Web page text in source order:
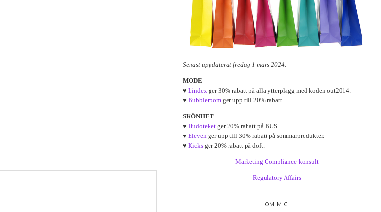
Senast uppdaterat fredag 1 mars 2024.
MODE
♥ Lindex ger 30% rabatt på alla ytterplagg med koden out2014.
♥ Bubbleroom ger upp till 20% rabatt.
SKÖNHET
♥ Hudoteket ger 20% rabatt på BUS.
♥ Eleven ger upp till 30% rabatt på sommarprodukter.
♥ Kicks ger 20% rabatt på doft.
Marketing Compliance-konsult
Regulatory Affairs
OM MIG